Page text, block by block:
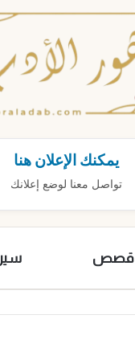
يمكنك الإعلان هنا
تواصل معنا لوضع إعلانك
قصص سير